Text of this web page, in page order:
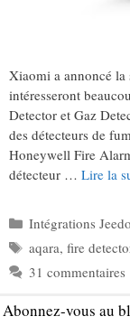
Xiaomi a annoncé la
intéresseront
Detector et Gaz
des détecteurs de
Honeywell Fire
détecteur … Lire la
Catégories
Intégrations
Étiquettes
aqara, fire
31 commentaires
Abonnez-vous au